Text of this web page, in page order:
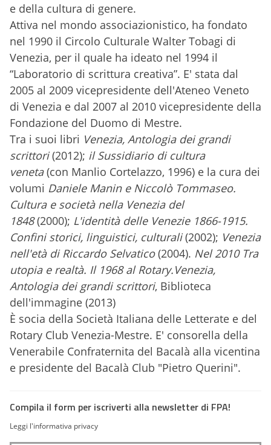
e della cultura di genere.
Attiva nel mondo associazionistico, ha fondato
nel 1990 il Circolo Culturale Walter Tobagi di
Venezia, per il quale ha ideato nel 1994 il
“Laboratorio di scrittura creativa”. E' stata dal
2005 al 2009 vicepresidente dell'Ateneo Veneto
di Venezia e dal 2007 al 2010 vicepresidente della
Fondazione del Duomo di Mestre.
Tra i suoi libri Venezia, Antologia dei grandi
scrittori(2012); il Sussidiario di cultura
veneta(con Manlio Cortelazzo, 1996) e la cura dei
volumi Daniele Manin e Niccolò Tommaseo.
Cultura e società nella Venezia del
1848(2000); L'identità delle Venezie 1866-1915.
Confini storici, linguistici, culturali(2002); Venezia
nell'età di Riccardo Selvatico(2004). Nel 2010 Tra
utopia e realtà. Il 1968 al Rotary.Venezia,
Antologia dei grandi scrittori, Biblioteca
dell'immagine (2013)
È socia della Società Italiana delle Letterate e del
Rotary Club Venezia-Mestre. E' consorella della
Venerabile Confraternita del Bacalà alla vicentina
e presidente del Bacalà Club "Pietro Querini".
Compila il form per iscriverti alla newsletter di FPA!
Leggi l'informativa privacy